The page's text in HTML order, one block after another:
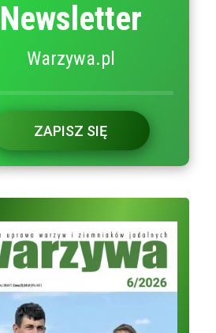
Newsletter
Warzywa.pl
ZAPISZ SIĘ